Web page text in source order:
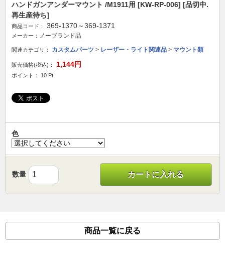
ハンドガンアンダーマウント /M1911用 [KW-RP-006] [品切中.
再生産待ち]
商品コード： 369-1370～369-1371
メーカー： ノーブランド品
関連カテゴリ： カスタムパーツ > レーザー・ライト関連品 > マウント類
販売価格(税込)： 1,144円
ポイント： 10 Pt
色
数量 カートに入れる
商品一覧に戻る